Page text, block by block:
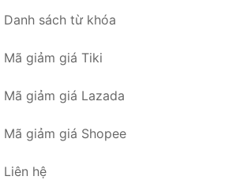
Danh sách từ khóa
Mã giảm giá Tiki
Mã giảm giá Lazada
Mã giảm giá Shopee
Liên hệ